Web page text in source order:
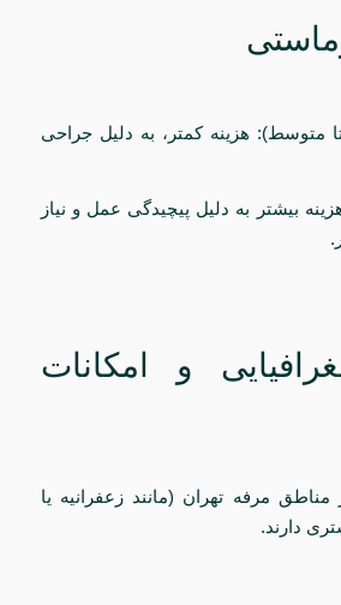
(خفیف تا متوسط): هزینه کمتر، به دلیل جراحی
هزینه بیشتر به دلیل پیچیدگی عمل و نیاز
و امکانات
مرفه تهران (مانند زعفرانیه یا
دارند.